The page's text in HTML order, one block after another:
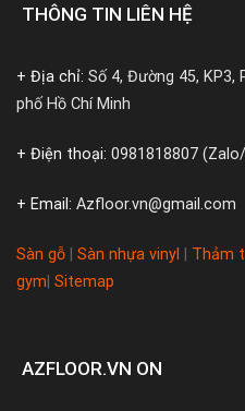
THÔNG TIN LIÊN HỆ
+ Địa chỉ: Số 4, Đường 45, KP3,
phố Hồ Chí Minh
+ Điện thoại: 0981818807
+ Email: Azfloor.vn@gmail.com
Sàn gỗ Sàn nhựa vinyl Thảm
gym Sitemap
AZFLOOR.VN ON